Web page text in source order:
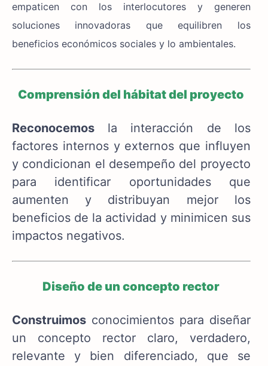
empaticen con los interlocutores y generen
soluciones innovadoras que equilibren los
beneficios económicos sociales y lo ambientales.
Comprensión del hábitat del proyecto
Reconocemos la interacción de los
factores internos y externos que influyen
y condicionan el desempeño del proyecto
para identificar oportunidades que
aumenten y distribuyan mejor los
beneficios de la actividad y minimicen sus
impactos negativos.
Diseño de un concepto rector
Construimos conocimientos para diseñar
un concepto rector claro, verdadero,
relevante y bien diferenciado, que se